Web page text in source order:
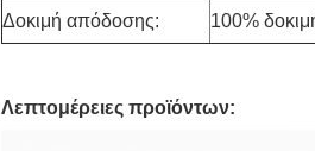
Δοκιμή απόδοσης: 100%
Λεπτομέρειες προϊόντων: